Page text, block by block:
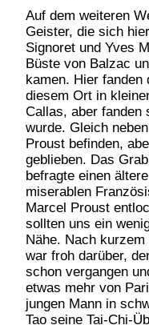
Auf dem weiteren
Geister, die sich
Signoret und Yves
Büste von Balzac
kamen. Hier fanden
diesem Ort in
Callas, aber fanden
wurde. Gleich
Proust befinden,
geblieben. Das
befragte einen
miserablen
Marcel Proust
sollten uns ein
Nähe. Nach
war froh darüber,
schon vergangen
etwas mehr von
jungen Mann in
Tao seine Tai-Chi-